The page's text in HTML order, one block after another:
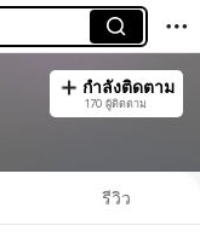
กำลังติดตาม
170 ผู้ติดตาม
รีวิว